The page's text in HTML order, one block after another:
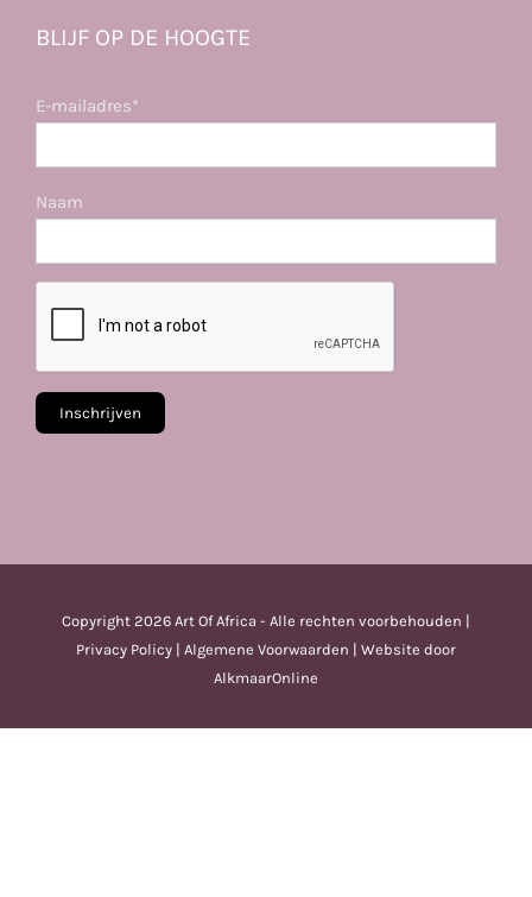
BLIJF OP DE HOOGTE
E-mailadres*
Naam
Copyright 2026 Art Of Africa - Alle rechten voorbehouden |
Privacy Policy | Algemene Voorwaarden | Website door
AlkmaarOnline